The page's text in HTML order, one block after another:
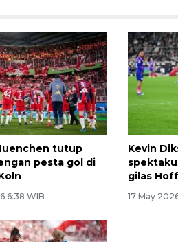
tutup
pesta gol di
6:38 WIB
Kevin
gilas
17 May